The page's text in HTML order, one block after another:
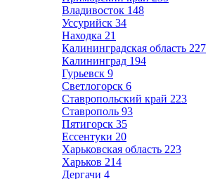
Владивосток 148
Уссурийск 34
Находка 21
Калининградская область 227
Калининград 194
Гурьевск 9
Светлогорск 6
Ставропольский край 223
Ставрополь 93
Пятигорск 35
Ессентуки 20
Харьковская область 223
Харьков 214
Дергачи 4